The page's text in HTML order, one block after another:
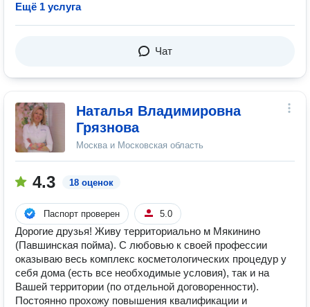
Ещё 1 услуга
Чат
Наталья Владимировна
Грязнова
Москва и Московская область
4.3 18 оценок
Паспорт проверен 5.0
Дорогие друзья! Живу территориально м Мякинино
(Павшинская пойма). С любовью к своей профессии
оказываю весь комплекс косметологических процедур у
себя дома (есть все необходимые условия), так и на
Вашей территории (по отдельной договоренности).
Постоянно прохожу повышения квалификации и